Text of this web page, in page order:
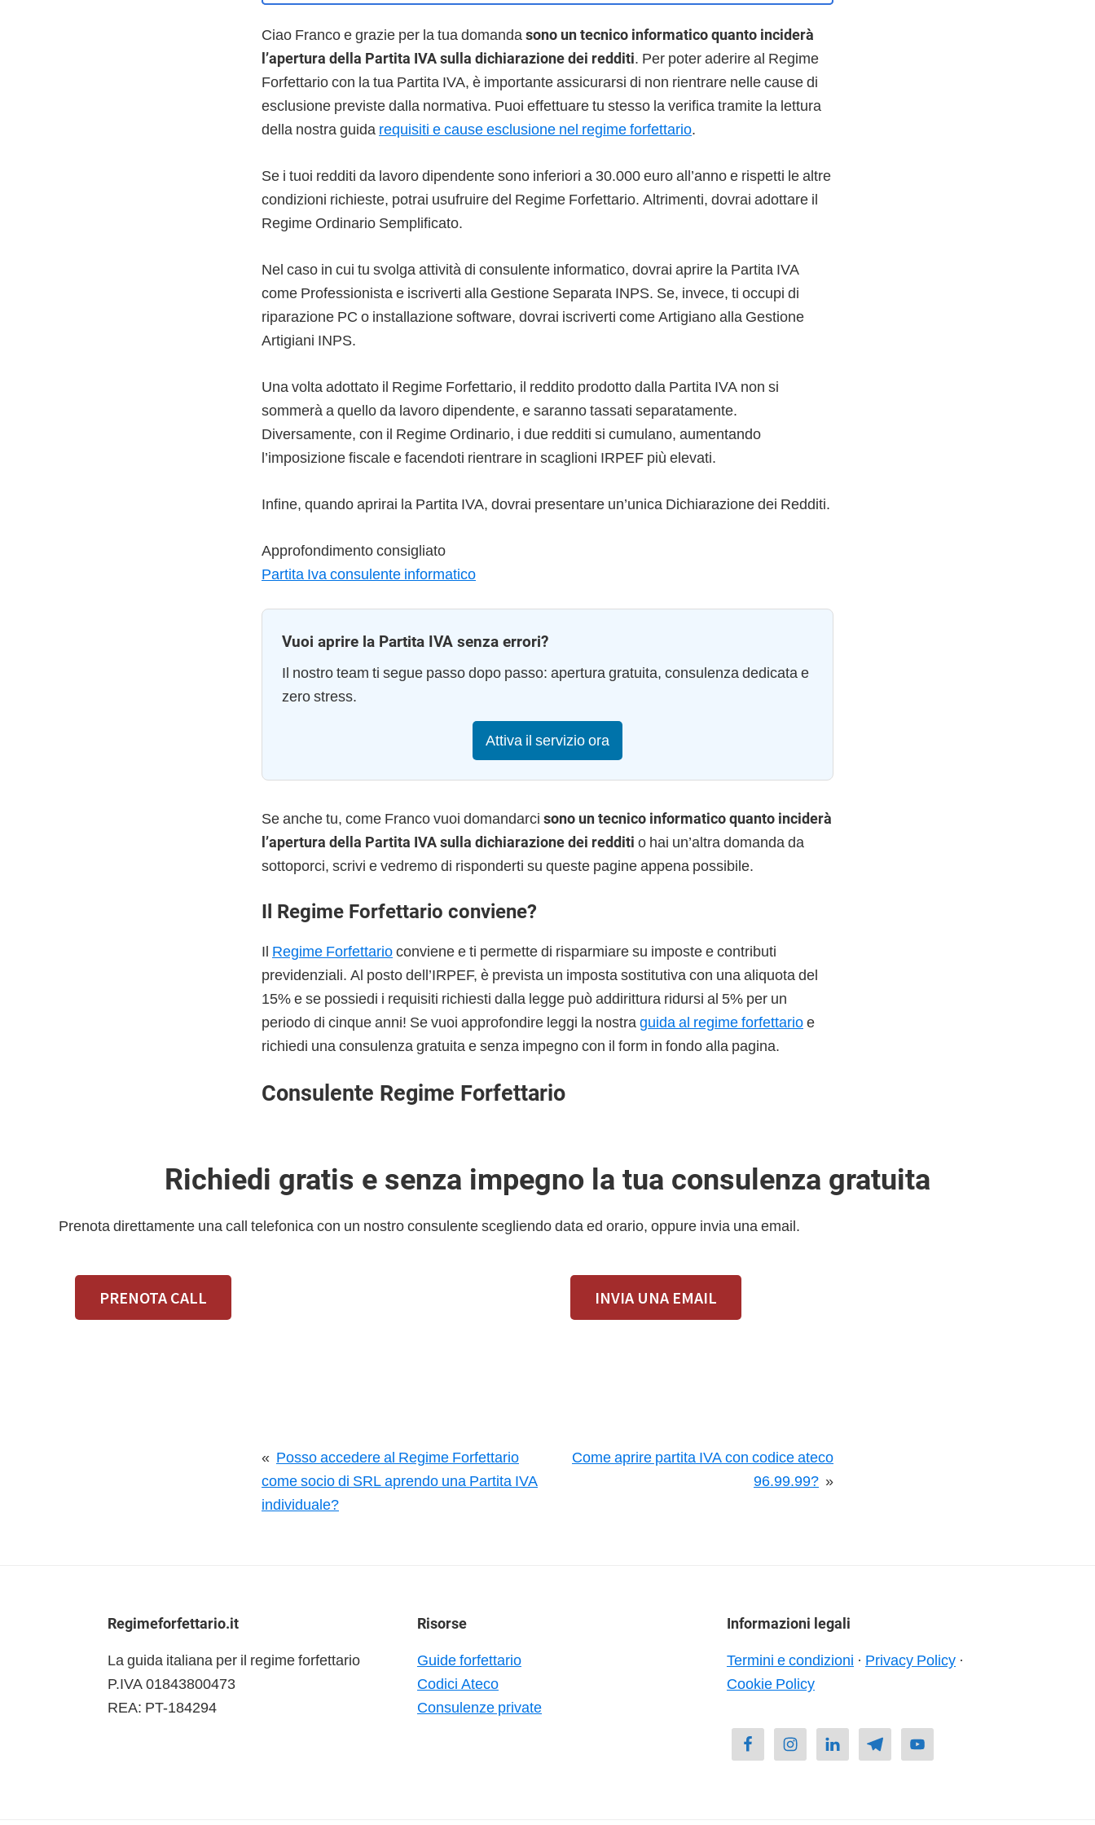
Ciao Franco e grazie per la tua domanda sono un tecnico informatico quanto inciderà
l’apertura della Partita IVA sulla dichiarazione dei redditi. Per poter aderire al Regime
Forfettario con la tua Partita IVA, è importante assicurarsi di non rientrare nelle cause di
esclusione previste dalla normativa. Puoi effettuare tu stesso la verifica tramite la lettura
della nostra guida requisiti e cause esclusione nel regime forfettario.
Se i tuoi redditi da lavoro dipendente sono inferiori a 30.000 euro all’anno e rispetti le altre
condizioni richieste, potrai usufruire del Regime Forfettario. Altrimenti, dovrai adottare il
Regime Ordinario Semplificato.
Nel caso in cui tu svolga attività di consulente informatico, dovrai aprire la Partita IVA
come Professionista e iscriverti alla Gestione Separata INPS. Se, invece, ti occupi di
riparazione PC o installazione software, dovrai iscriverti come Artigiano alla Gestione
Artigiani INPS.
Una volta adottato il Regime Forfettario, il reddito prodotto dalla Partita IVA non si
sommerà a quello da lavoro dipendente, e saranno tassati separatamente.
Diversamente, con il Regime Ordinario, i due redditi si cumulano, aumentando
l’imposizione fiscale e facendoti rientrare in scaglioni IRPEF più elevati.
Infine, quando aprirai la Partita IVA, dovrai presentare un’unica Dichiarazione dei Redditi.
Approfondimento consigliato
Partita Iva consulente informatico
Vuoi aprire la Partita IVA senza errori?
Il nostro team ti segue passo dopo passo: apertura gratuita, consulenza dedicata e
zero stress.
Attiva il servizio ora
Se anche tu, come Franco vuoi domandarci sono un tecnico informatico quanto inciderà
l’apertura della Partita IVA sulla dichiarazione dei redditi o hai un’altra domanda da
sottoporci, scrivi e vedremo di risponderti su queste pagine appena possibile.
Il Regime Forfettario conviene?
Il Regime Forfettarioconviene e ti permette di risparmiare su imposte e contributi
previdenziali. Al posto dell’IRPEF, è prevista un imposta sostitutiva con una aliquota del
15% e se possiedi i requisiti richiesti dalla legge può addirittura ridursi al 5% per un
periodo di cinque anni! Se vuoi approfondire leggi la nostra guida al regime forfettarioe
richiedi una consulenza gratuita e senza impegno con il form in fondo alla pagina.
Consulente Regime Forfettario
Richiedi gratis e senza impegno la tua consulenza gratuita
Prenota direttamente una call telefonica con un nostro consulente scegliendo data ed orario, oppure invia una email.
PRENOTA CALL INVIA UNA EMAIL
« Posso accedere al Regime Forfettario
come socio di SRL aprendo una Partita IVA
individuale?
Come aprire partita IVA con codice ateco
96.99.99? »
Regimeforfettario.it
La guida italiana per il regime forfettario
P.IVA 01843800473
REA: PT-184294
Risorse
Guide forfettario
Codici Ateco
Consulenze private
Informazioni legali
Termini e condizioni · Privacy Policy ·
Cookie Policy